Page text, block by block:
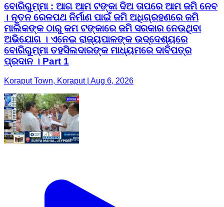
ବୋରିଗୁମ୍ମା : ଆଗ ଆମ ଟଙ୍କା ଦିଅ ତାପରେ ଆମ ଜମି ନେବ
। ନୂତନ ରେଳପଥ ନିର୍ମାଣ ପାଇଁ ଜମି ଅଧିଗ୍ରହଣରେ ଜମି
ମାଲିକଙ୍କ ଠାରୁ କମ ଟଙ୍କାରେ ଜମି ସରକାର ନେଉଥିବା
ଅଭିଯୋଗ । ଏନେଇ ରାଜ୍ୟପାଳଙ୍କ ଉଦ୍ଦେଶ୍ୟରେ
ବୋରିଗୁମ୍ମା ତହସିଲଦାରଙ୍କ ମାଧ୍ୟମରେ ଦାବିପତ୍ର
ପ୍ରଦାନ । Part 1
Koraput Town, Koraput | Aug 6, 2026